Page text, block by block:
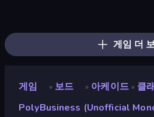
게임 더
게임 » 보드 » 아케이드 » 클
PolyBusiness (Unofficial